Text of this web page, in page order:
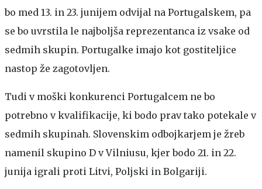
bo med 13. in 23. junijem odvijal na Portugalskem, pa
se bo uvrstila le najboljša reprezentanca iz vsake od
sedmih skupin. Portugalke imajo kot gostiteljice
nastop že zagotovljen.
Tudi v moški konkurenci Portugalcem ne bo
potrebno v kvalifikacije, ki bodo prav tako potekale v
sedmih skupinah. Slovenskim odbojkarjem je žreb
namenil skupino D v Vilniusu, kjer bodo 21. in 22.
junija igrali proti Litvi, Poljski in Bolgariji.